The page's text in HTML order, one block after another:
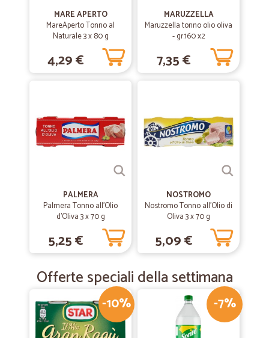
guanti da cucina
il materiale consegnato é stato conforme a quanto ordinato.
spedizione veloce e corretta
Veloci e precisi
Buoni prezzi Consegna sollecita.
14/08/2019
Michela M.
Validissimo consegna super rapida!
MARE APERTO
MareAperto Tonno al
Naturale 3 x 80 g
4,29 €
MARUZZELLA
Maruzzella tonno olio oliva
- gr.160 x2
7,35 €
PALMERA
Palmera Tonno all'Olio
d'Oliva 3 x 70 g
5,25 €
NOSTROMO
Nostromo Tonno all'Olio di
Oliva 3 x 70 g
5,09 €
Offerte speciali della settimana
-10% -7%